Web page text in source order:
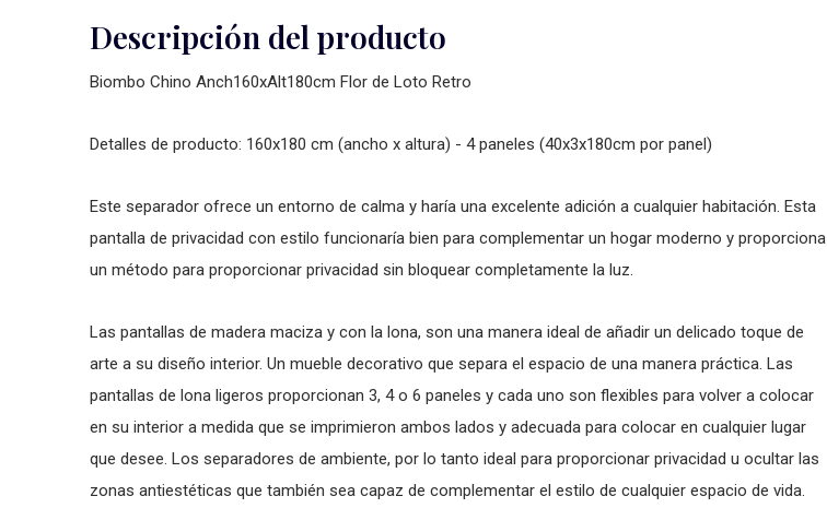
Descripción del producto
Biombo Chino Anch160xAlt180cm Flor de Loto Retro
Detalles de producto: 160x180 cm (ancho x altura) - 4 paneles (40x3x180cm por panel)
Este separador ofrece un entorno de calma y haría una excelente adición a cualquier habitación. Esta
pantalla de privacidad con estilo funcionaría bien para complementar un hogar moderno y proporciona
un método para proporcionar privacidad sin bloquear completamente la luz.
Las pantallas de madera maciza y con la lona, son una manera ideal de añadir un delicado toque de
arte a su diseño interior. Un mueble decorativo que separa el espacio de una manera práctica. Las
pantallas de lona ligeros proporcionan 3, 4 o 6 paneles y cada uno son flexibles para volver a colocar
en su interior a medida que se imprimieron ambos lados y adecuada para colocar en cualquier lugar
que desee. Los separadores de ambiente, por lo tanto ideal para proporcionar privacidad u ocultar las
zonas antiestéticas que también sea capaz de complementar el estilo de cualquier espacio de vida.